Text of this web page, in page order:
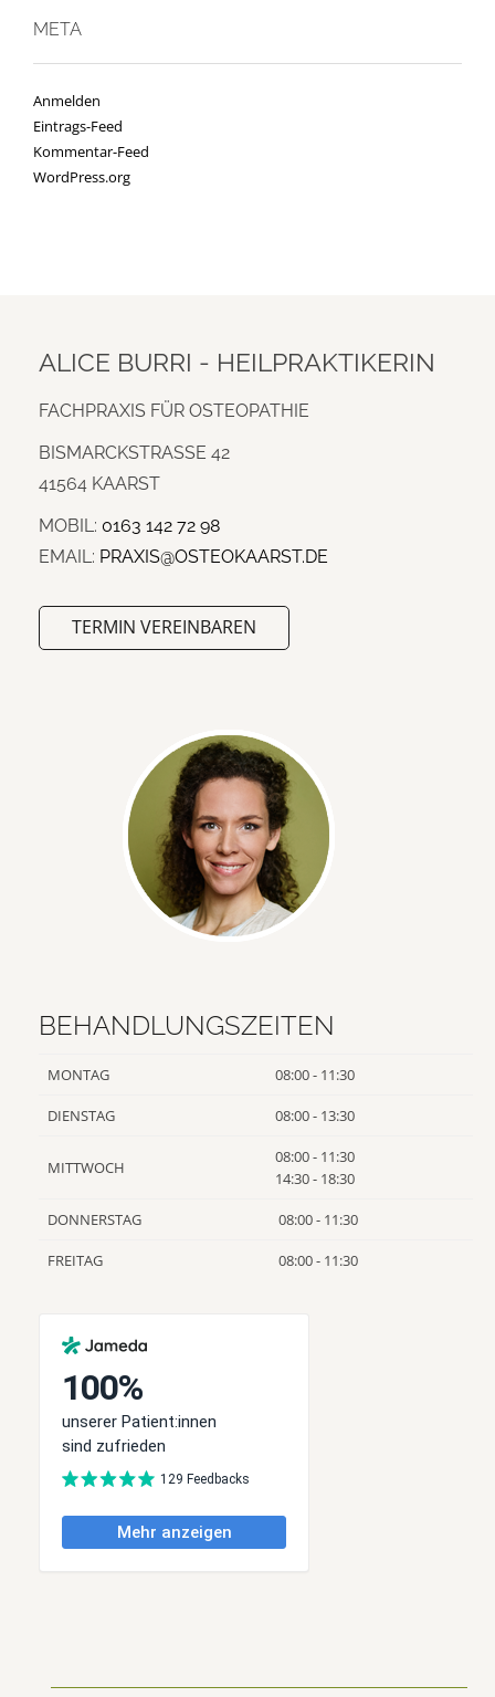
META
Anmelden
Eintrags-Feed
Kommentar-Feed
WordPress.org
ALICE BURRI - HEILPRAKTIKERIN
FACHPRAXIS FÜR OSTEOPATHIE
BISMARCKSTRASSE 42
41564 KAARST
MOBIL: 0163 142 72 98
EMAIL: PRAXIS@OSTEOKAARST.DE
TERMIN VEREINBAREN
BEHANDLUNGSZEITEN
MONTAG 08:00 - 11:30
DIENSTAG 08:00 - 13:30
MITTWOCH
08:00 - 11:30
14:30 - 18:30
DONNERSTAG 08:00 - 11:30
FREITAG 08:00 - 11:30